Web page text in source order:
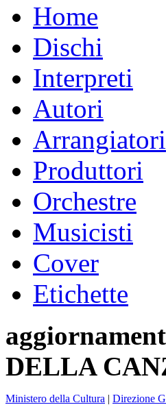
Home
Dischi
Interpreti
Autori
Arrangiatori
Produttori
Orchestre
Musicisti
Cover
Etichette
DELLA
Ministero della Cultura | Direzione